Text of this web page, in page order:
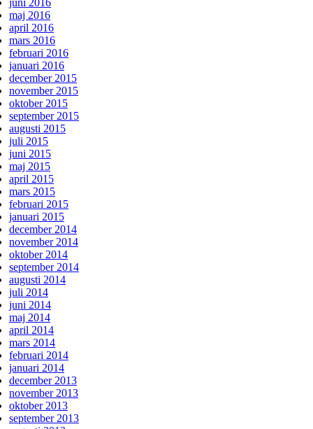
juni 2016
maj 2016
april 2016
mars 2016
februari 2016
januari 2016
december 2015
november 2015
oktober 2015
september 2015
augusti 2015
juli 2015
juni 2015
maj 2015
april 2015
mars 2015
februari 2015
januari 2015
december 2014
november 2014
oktober 2014
september 2014
augusti 2014
juli 2014
juni 2014
maj 2014
april 2014
mars 2014
februari 2014
januari 2014
december 2013
november 2013
oktober 2013
september 2013